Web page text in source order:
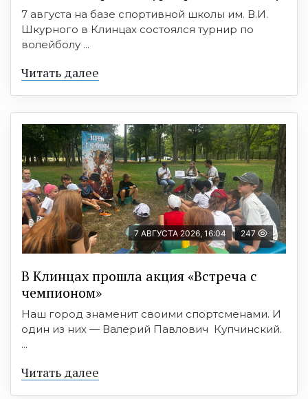
7 августа на базе спортивной школы им. В.И.
Шкурного в Клинцах состоялся турнир по
волейболу ...
Читать далее
7 АВГУСТА 2026, 16:04 247
В Клинцах прошла акция «Встреча с
чемпионом»
Наш город знаменит своими спортсменами. И
один из них — Валерий Павлович Купчинский.
...
Читать далее